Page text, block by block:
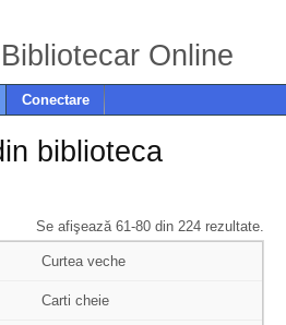
Online
Conectare
biblioteca
Se afişează 61-80 din 224 rezultate.
Curtea veche
Carti cheie